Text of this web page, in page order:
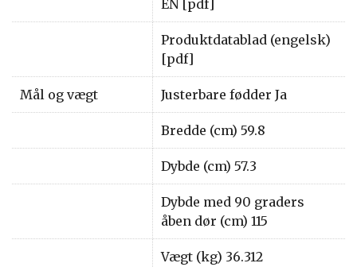
EN [pdf]
Produktdatablad (engelsk)
[pdf]
Mål og vægt Justerbare fødder Ja
Bredde (cm) 59.8
Dybde (cm) 57.3
Dybde med 90 graders
åben dør (cm) 115
Vægt (kg) 36.312